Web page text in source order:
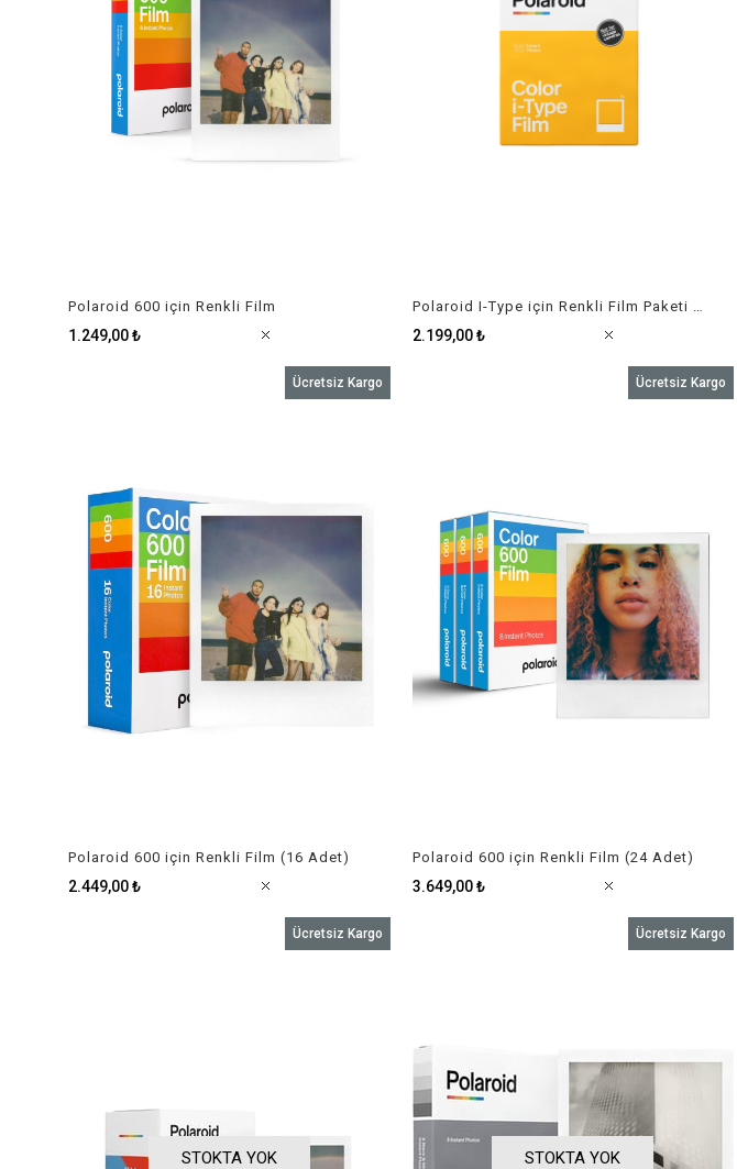
Polaroid 600 için Renkli Film
1.249,00 ₺ 2.199,00 ₺
Polaroid 600 için Renkli Film (16 Adet)
2.449,00 ₺
Ücretsiz Kargo
Polaroid 600 için Renkli Film (24 Adet)
3.649,00 ₺
Ücretsiz Kargo
STOKTA YOK
Ücretsiz Kargo
STOKTA YOK
Ücretsiz Kargo